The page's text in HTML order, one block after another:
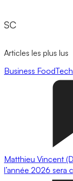
SC
Articles les plus lus
Business FoodTech
Matthieu Vincent
l’année 2026 sera